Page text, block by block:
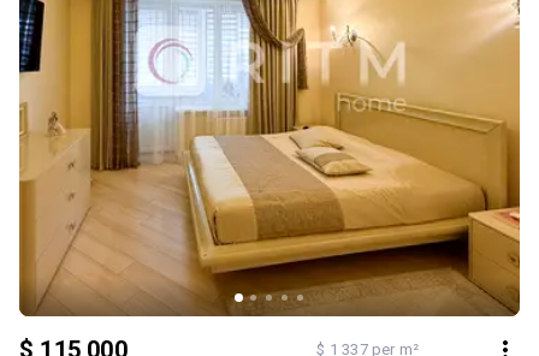
$ 115 000 $ 1 337 per m²